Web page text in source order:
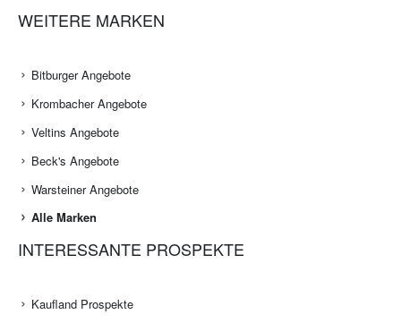
WEITERE MARKEN
Bitburger Angebote
Krombacher Angebote
Veltins Angebote
Beck's Angebote
Warsteiner Angebote
Alle Marken
INTERESSANTE PROSPEKTE
Kaufland Prospekte